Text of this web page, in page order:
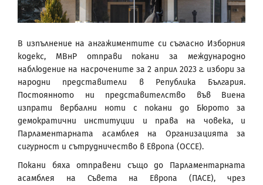
В изпълнение на ангажиментите си съгласно Изборния
кодекс, МВнР отправи покани за международно
наблюдение на насрочените за 2 април 2023 г. избори за
народни представители в Република България.
Постоянното ни представителство във Виена
изпрати вербални ноти с покани до Бюрото за
демократични институции и права на човека, и
Парламентарната асамблея на Организацията за
сигурност и сътрудничество в Европа (ОССЕ).
Покани бяха отправени също до Парламентарната
асамблея на Съвета на Европа (ПАСЕ), чрез